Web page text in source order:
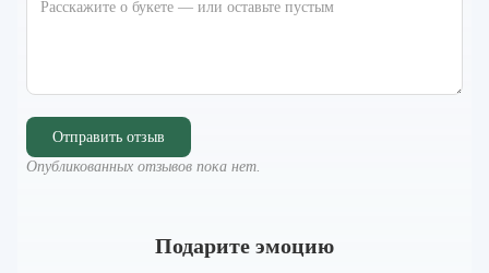
Отправить отзыв
Опубликованных отзывов пока нет.
Подарите эмоцию